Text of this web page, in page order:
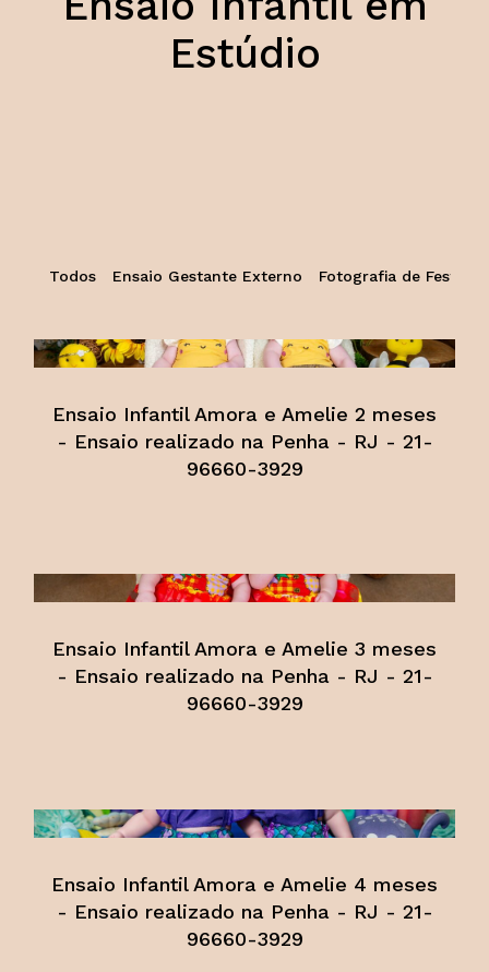
Estúdio
Todos Ensaio Gestante Externo Fotografia de Festa
Ensaio Infantil Amora e Amelie 2 meses
- Ensaio realizado na Penha - RJ - 21-
96660-3929
Ensaio Infantil Amora e Amelie 3 meses
- Ensaio realizado na Penha - RJ - 21-
96660-3929
Ensaio Infantil Amora e Amelie 4 meses
- Ensaio realizado na Penha - RJ - 21-
96660-3929